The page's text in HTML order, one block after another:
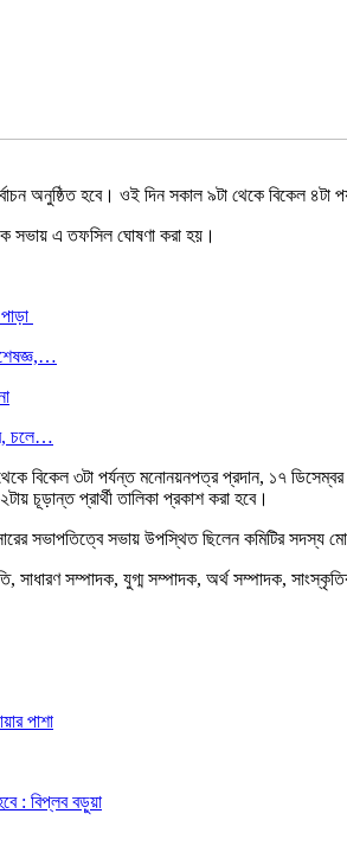
অনুষ্ঠিত হবে। ওই দিন সকাল ৯টা থেকে বিকেল ৪টা
এক সভায় এ তফসিল ঘোষণা করা হয়।
চলে…
বিকেল ৩টা পর্যন্ত মনোনয়নপত্র প্রদান, ১৭ ডিসেম্বর
চূড়ান্ত প্রার্থী তালিকা প্রকাশ করা হবে।
সভাপতিত্বে সভায় উপস্থিত ছিলেন কমিটির
সম্পাদক, যুগ্ম সম্পাদক, অর্থ সম্পাদক,
পাশা
: বিপ্লব বড়ুয়া